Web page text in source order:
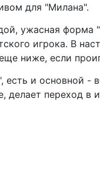
для "Милана".
ужасная
игрока. В
ниже, если
и основной -
делает переход в